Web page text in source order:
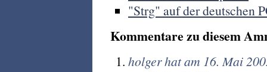
"Strg" auf der deutschen
Kommentare zu diesem
holger hat am 16. Mai